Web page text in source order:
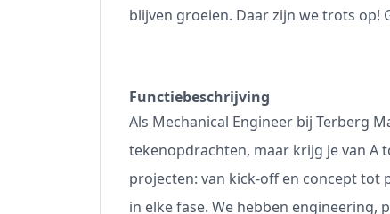
blijven groeien. Daar zijn we trots op!
Functiebeschrijving
Als Mechanical Engineer bij Terberg
tekenopdrachten, maar krijg je van A
projecten: van kick-off en concept tot
in elke fase. We hebben